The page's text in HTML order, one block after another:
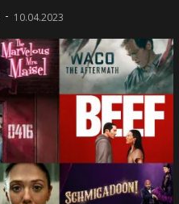
- 10.04.2023